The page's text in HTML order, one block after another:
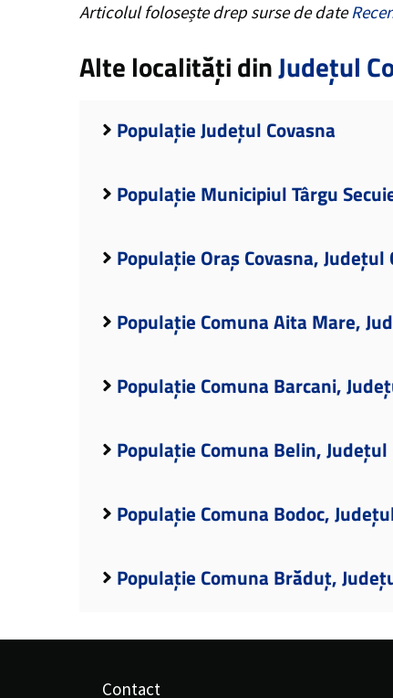
Articolul folosește drep surse de date
Alte localități dinJudețul
Populație Județul Covasna
Populație Municipiul Târgu
Populație Oraș Covasna, Județul
Populație Comuna Aita Mare,
Populație Comuna Barcani,
Populație Comuna Belin, Județul
Populație Comuna Bodoc,
Populație Comuna Brăduț,
Contact